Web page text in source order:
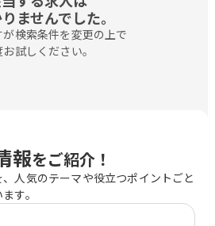
ませんでした。
が検索条件を変更の上で
試しください。
報をご紹介！
人気のテーマや役立つポイントごと
す。